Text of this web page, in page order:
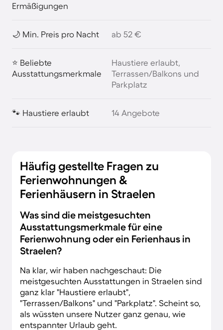
Ermäßigungen
🌙 Min. Preis pro Nacht ab 52 €
⭐ Beliebte
Ausstattungsmerkmale
Haustiere erlaubt,
Terrassen/Balkons und
Parkplatz
🐾 Haustiere erlaubt 14 Angebote
Häufig gestellte Fragen zu
Ferienwohnungen &
Ferienhäusern in Straelen
Was sind die meistgesuchten
Ausstattungsmerkmale für eine
Ferienwohnung oder ein Ferienhaus in
Straelen?
Na klar, wir haben nachgeschaut: Die
meistgesuchten Ausstattungen in Straelen sind
ganz klar "Haustiere erlaubt",
"Terrassen/Balkons" und "Parkplatz". Scheint so,
als wüssten unsere Nutzer ganz genau, wie
entspannter Urlaub geht.